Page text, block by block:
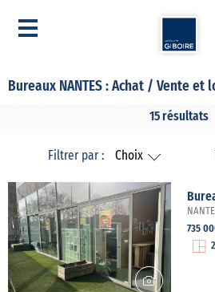
Bureaux NANTES : Achat / Vente et
15 résultats
Filtrer par : Choix
735